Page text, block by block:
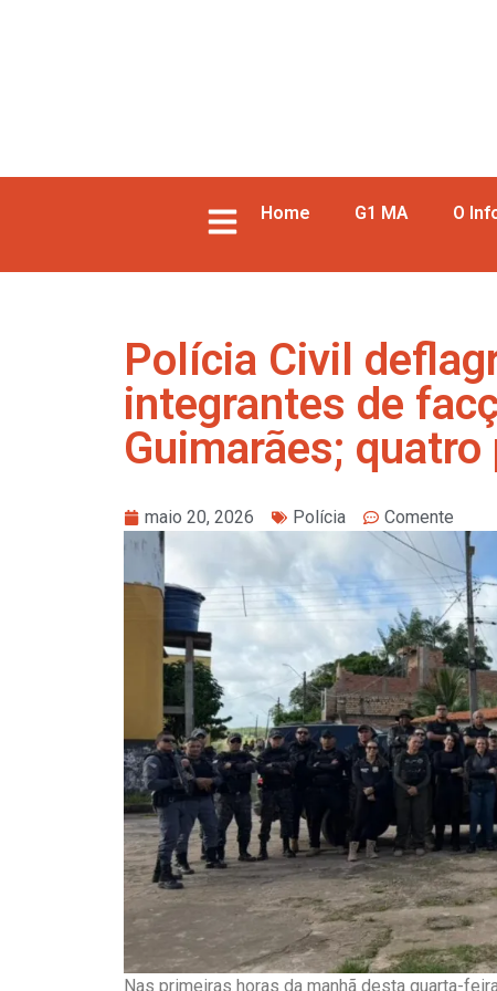
Home G1 MA O
Polícia Civil
integrantes de
Guimarães;
maio 20, 2026 Polícia Comente
Nas primeiras horas da manhã desta quarta-